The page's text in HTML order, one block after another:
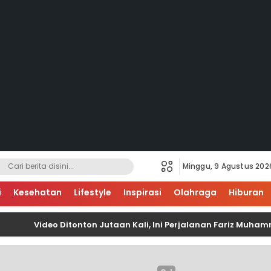
Minggu, 9 Agustus
Kesehatan Lifestyle Inspirasi Olahraga Hiburan
Video Ditonton Jutaan Kali, Ini Perjalanan Fariz Muhammad